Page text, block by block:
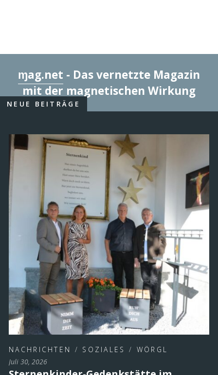
ɱag.net - Das vernetzte Magazin
mit der magnetischen Wirkung
NEUE BEITRÄGE
NACHRICHTEN / SOZIALES / WÖRGL
Juli 30, 2026